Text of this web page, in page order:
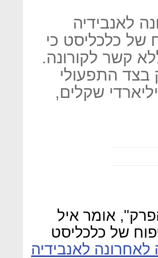
לאנבידיה
של כלכליסט כי
קשר לקורונה.
בצד התפעולי
שקלים,
אומר איל
של כלכליסט
לאנבידיה